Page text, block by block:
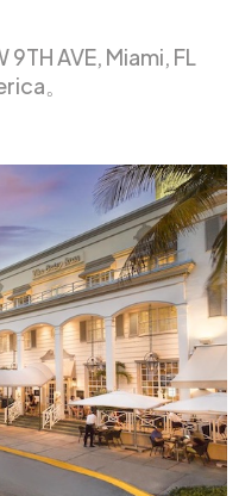
9TH AVE, Miami, FL
。